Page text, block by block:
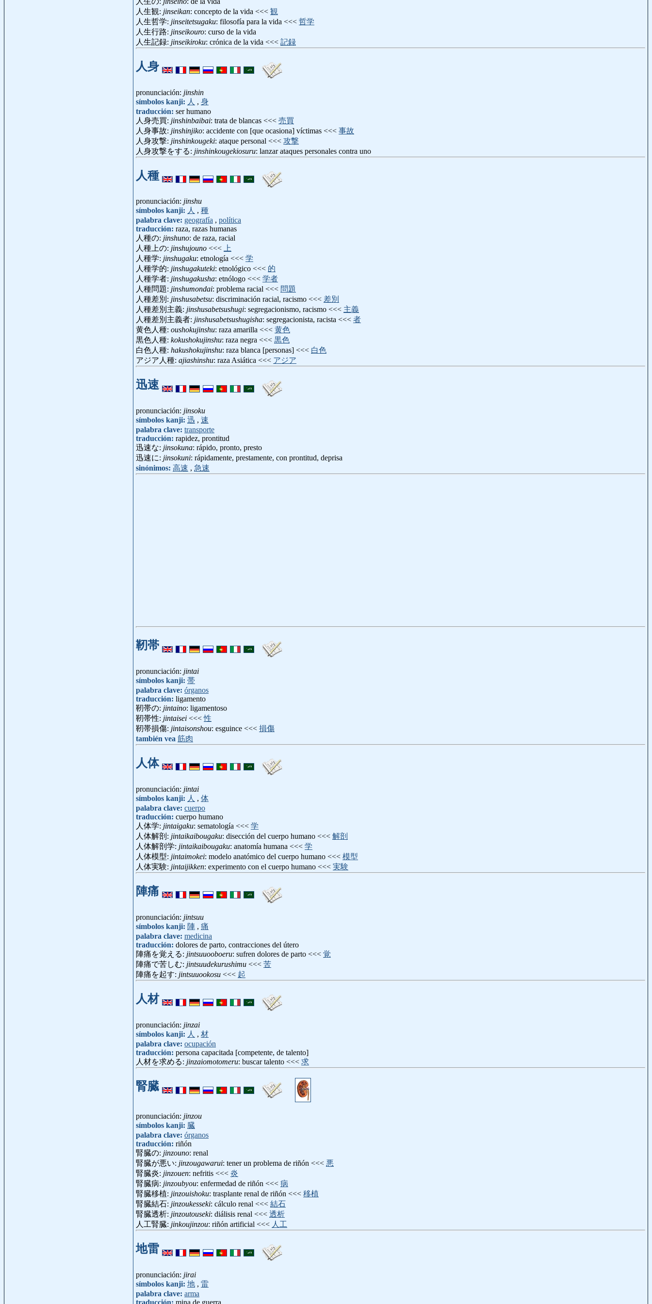
人生観: jinseikan: concepto de la vida <<< 観
人生哲学: jinseitetsugaku: filosofía para la vida <<< 哲学
人生行路: jinseikouro: curso de la vida
人生記録: jinseikiroku: crónica de la vida <<< 記録
人身
pronunciación: jinshin
símbolos kanji: 人 , 身
traducción: ser humano
人身売買: jinshinbaibai: trata de blancas <<< 売買
人身事故: jinshinjiko: accidente con [que ocasiona] víctimas <<< 事故
人身攻撃: jinshinkougeki: ataque personal <<< 攻撃
人身攻撃をする: jinshinkougekiosuru: lanzar ataques personales contra uno
人種
pronunciación: jinshu
símbolos kanji: 人 , 種
palabra clave: geografía , política
traducción: raza, razas humanas
人種の: jinshuno: de raza, racial
人種上の: jinshujouno <<< 上
人種学: jinshugaku: etnología <<< 学
人種学的: jinshugakuteki: etnológico <<< 的
人種学者: jinshugakusha: etnólogo <<< 学者
人種問題: jinshumondai: problema racial <<< 問題
人種差別: jinshusabetsu: discriminación racial, racismo <<< 差別
人種差別主義: jinshusabetsushugi: segregacionismo, racismo <<< 主義
人種差別主義者: jinshusabetsushugisha: segregacionista, racista <<< 者
黄色人種: oushokujinshu: raza amarilla <<< 黄色
黒色人種: kokushokujinshu: raza negra <<< 黒色
白色人種: hakushokujinshu: raza blanca [personas] <<< 白色
アジア人種: ajiashinshu: raza Asiática <<< アジア
迅速
pronunciación: jinsoku
símbolos kanji: 迅 , 速
palabra clave: transporte
traducción: rapidez, prontitud
迅速な: jinsokuna: rápido, pronto, presto
迅速に: jinsokuni: rápidamente, prestamente, con prontitud, deprisa
sinónimos: 高速 , 急速
靭帯
pronunciación: jintai
símbolos kanji: 帯
palabra clave: órganos
traducción: ligamento
靭帯の: jintaino: ligamentoso
靭帯性: jintaisei <<<性
靭帯損傷: jintaisonshou: esguince <<< 損傷
también vea 筋肉
人体
pronunciación: jintai
símbolos kanji: 人 , 体
palabra clave: cuerpo
traducción: cuerpo humano
人体学: jintaigaku: sematología <<< 学
人体解剖: jintaikaibougaku: disección del cuerpo humano <<< 解剖
人体解剖学: jintaikaibougaku: anatomía humana <<< 学
人体模型: jintaimokei: modelo anatómico del cuerpo humano <<< 模型
人体実験: jintaijikken: experimento con el cuerpo humano <<< 実験
陣痛
pronunciación: jintsuu
símbolos kanji: 陣 , 痛
palabra clave: medicina
traducción: dolores de parto, contracciones del útero
陣痛を覚える: jintsuuooboeru: sufren dolores de parto <<< 覚
陣痛で苦しむ: jintsuudekurushimu <<< 苦
陣痛を起す: jintsuuookosu <<< 起
人材
pronunciación: jinzai
símbolos kanji: 人 , 材
palabra clave: ocupación
traducción: persona capacitada [competente, de talento]
人材を求める: jinzaiomotomeru: buscar talento <<< 求
腎臓
pronunciación: jinzou
símbolos kanji: 臓
palabra clave: órganos
traducción: riñón
腎臓の: jinzouno: renal
腎臓が悪い: jinzougawarui: tener un problema de riñón <<< 悪
腎臓炎: jinzouen: nefritis <<< 炎
腎臓病: jinzoubyou: enfermedad de riñón <<< 病
腎臓移植: jinzouishoku: trasplante renal de riñón <<< 移植
腎臓結石: jinzoukesseki: cálculo renal <<< 結石
腎臓透析: jinzoutouseki: diálisis renal <<< 透析
人工腎臓: jinkoujinzou: riñón artificial <<< 人工
地雷
pronunciación: jirai
símbolos kanji: 地 , 雷
palabra clave: arma